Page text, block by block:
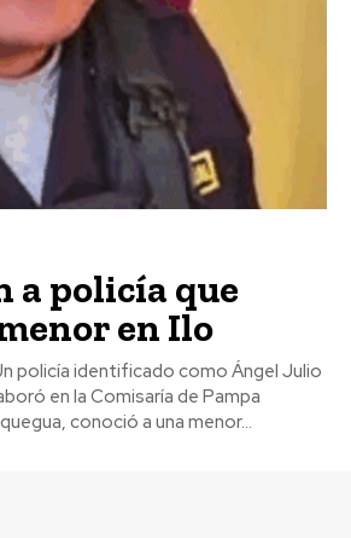
a policía que
en Ilo
en la Comisaría de Pampa
conoció a una menor...